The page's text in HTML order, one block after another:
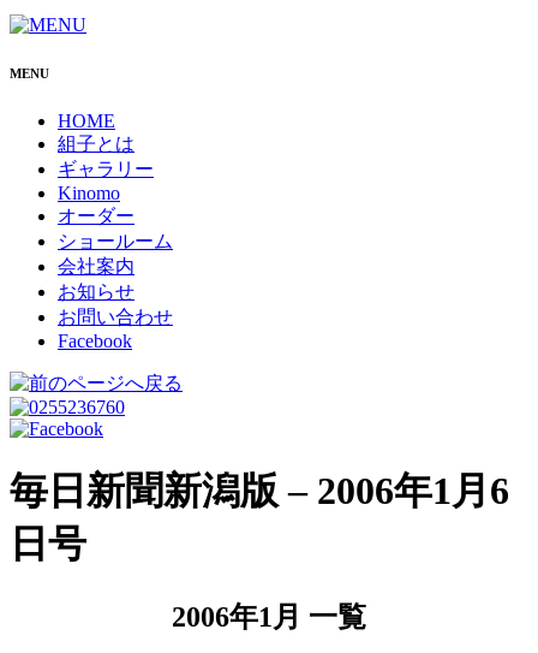
MENU
HOME
組子とは
ギャラリー
Kinomo
オーダー
ショールーム
会社案内
お知らせ
お問い合わせ
Facebook
毎日新聞新潟版 – 2006年1月6
日号
2006年1月 一覧